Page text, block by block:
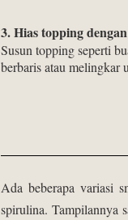
3. Hias topping
Susun topping seperti
berbaris atau melingkar
Ada beberapa variasi
spirulina. Tampilannya